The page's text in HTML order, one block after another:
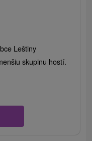
Leštiny
skupinu hostí.